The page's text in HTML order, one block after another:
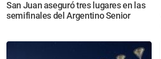
San Juan aseguró tres lugares en las
semifinales del Argentino Senior